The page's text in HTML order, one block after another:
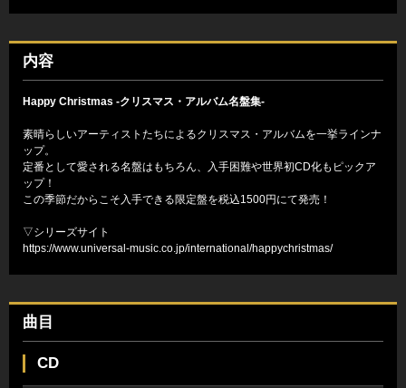
内容
Happy Christmas -クリスマス・アルバム名盤集-
素晴らしいアーティストたちによるクリスマス・アルバムを一挙ラインナ
ップ。
定番として愛される名盤はもちろん、入手困難や世界初CD化もピックア
ップ！
この季節だからこそ入手できる限定盤を税込1500円にて発売！
▽シリーズサイト
https://www.universal-music.co.jp/international/happychristmas/
曲目
CD